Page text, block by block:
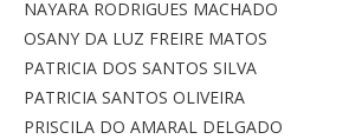
NAYARA RODRIGUES MACHADO
OSANY DA LUZ FREIRE MATOS
PATRICIA DOS SANTOS SILVA
PATRICIA SANTOS OLIVEIRA
PRISCILA DO AMARAL DELGADO